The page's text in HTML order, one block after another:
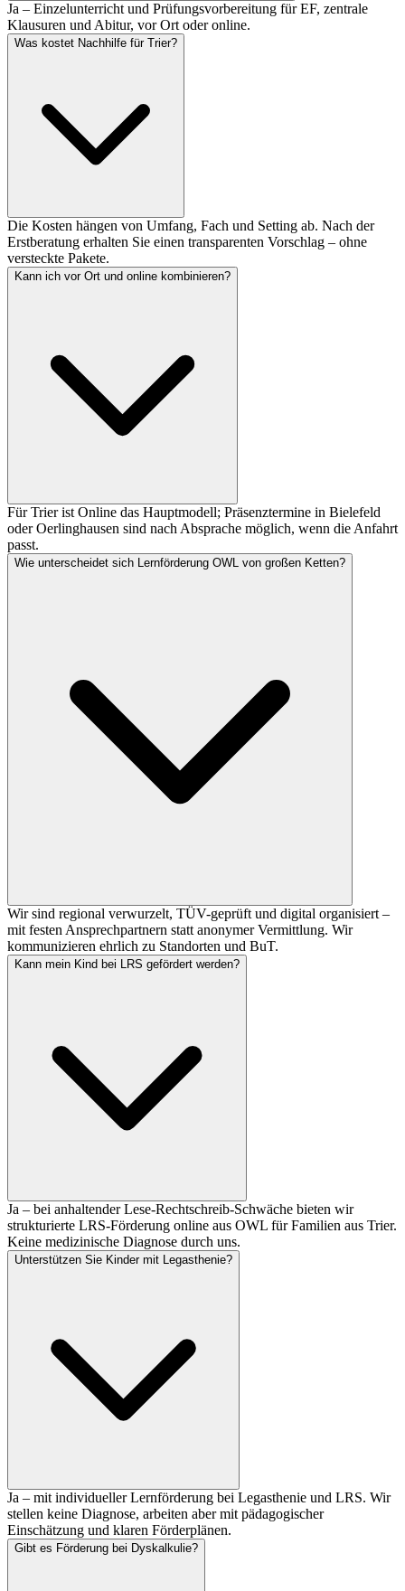
Ja – Einzelunterricht und Prüfungsvorbereitung für EF, zentrale
Klausuren und Abitur, vor Ort oder online.
Was kostet Nachhilfe für Trier?
Die Kosten hängen von Umfang, Fach und Setting ab. Nach der
Erstberatung erhalten Sie einen transparenten Vorschlag – ohne
versteckte Pakete.
Kann ich vor Ort und online kombinieren?
Für Trier ist Online das Hauptmodell; Präsenztermine in Bielefeld
oder Oerlinghausen sind nach Absprache möglich, wenn die Anfahrt
passt.
Wie unterscheidet sich Lernförderung OWL von großen Ketten?
Wir sind regional verwurzelt, TÜV-geprüft und digital organisiert –
mit festen Ansprechpartnern statt anonymer Vermittlung. Wir
kommunizieren ehrlich zu Standorten und BuT.
Kann mein Kind bei LRS gefördert werden?
Ja – bei anhaltender Lese-Rechtschreib-Schwäche bieten wir
strukturierte LRS-Förderung online aus OWL für Familien aus Trier.
Keine medizinische Diagnose durch uns.
Unterstützen Sie Kinder mit Legasthenie?
Ja – mit individueller Lernförderung bei Legasthenie und LRS. Wir
stellen keine Diagnose, arbeiten aber mit pädagogischer
Einschätzung und klaren Förderplänen.
Gibt es Förderung bei Dyskalkulie?